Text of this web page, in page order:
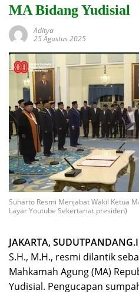
MA Bidang Yudisial
Aditya
25 Agustus 2025
Suharto Resmi Menjabat Wakil Ketua
Layar Youtube Sekertariat presiden)
JAKARTA,
S.H., M.H., resmi dilantik
Mahkamah Agung (MA)
Yudisial. Pengucapan